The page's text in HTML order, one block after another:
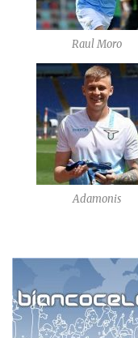
Raul Moro
Adamonis